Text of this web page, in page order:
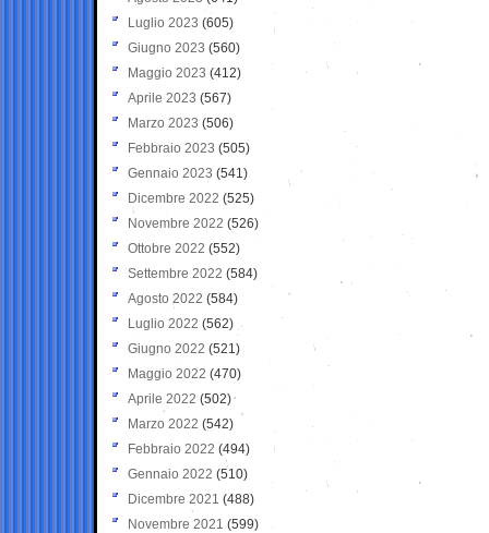
Luglio 2023 (605)
Giugno 2023 (560)
Maggio 2023 (412)
Aprile 2023 (567)
Marzo 2023 (506)
Febbraio 2023 (505)
Gennaio 2023 (541)
Dicembre 2022 (525)
Novembre 2022 (526)
Ottobre 2022 (552)
Settembre 2022 (584)
Agosto 2022 (584)
Luglio 2022 (562)
Giugno 2022 (521)
Maggio 2022 (470)
Aprile 2022 (502)
Marzo 2022 (542)
Febbraio 2022 (494)
Gennaio 2022 (510)
Dicembre 2021 (488)
Novembre 2021 (599)